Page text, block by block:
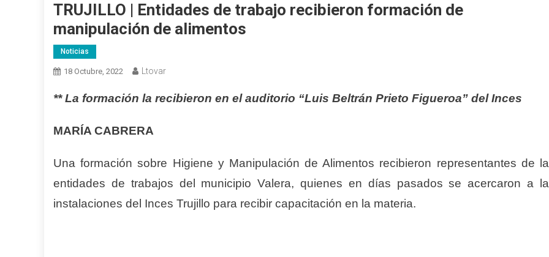
TRUJILLO | Entidades de trabajo recibieron formación de
manipulación de alimentos
Noticias
18 Octubre, 2022 Ltovar
** La formación la recibieron en el auditorio “Luis Beltrán Prieto Figueroa” del Inces
MARÍA CABRERA
Una formación sobre Higiene y Manipulación de Alimentos recibieron representantes de
entidades de trabajos del municipio Valera, quienes en días pasados se acercaron a
instalaciones del Inces Trujillo para recibir capacitación en la materia.